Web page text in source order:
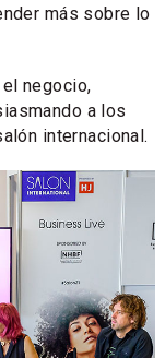
más sobre lo
negocio,
a los
internacional.